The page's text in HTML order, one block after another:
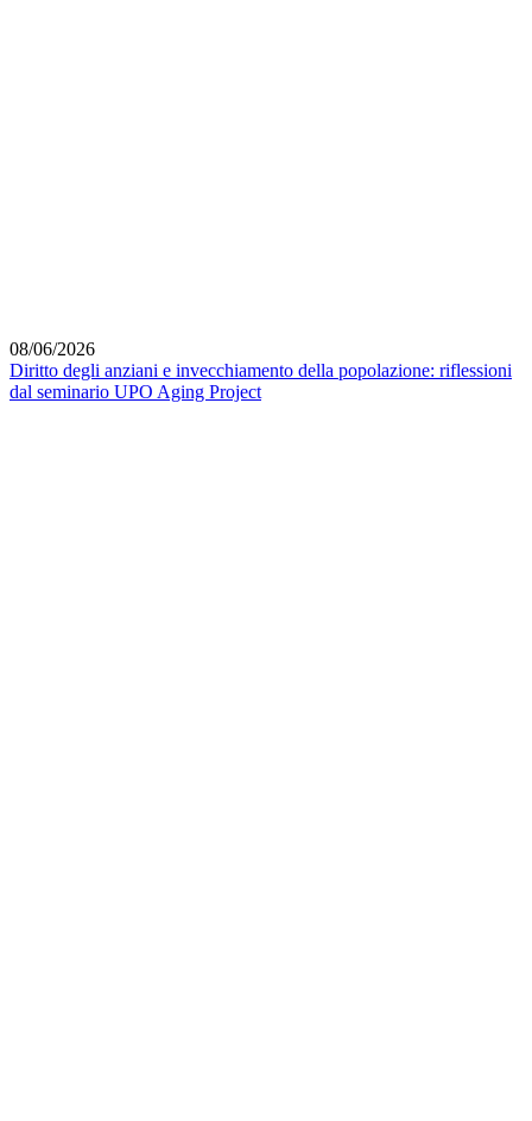
08/06/2026
Diritto degli anziani e invecchiamento della popolazione: riflessioni
dal seminario UPO Aging Project